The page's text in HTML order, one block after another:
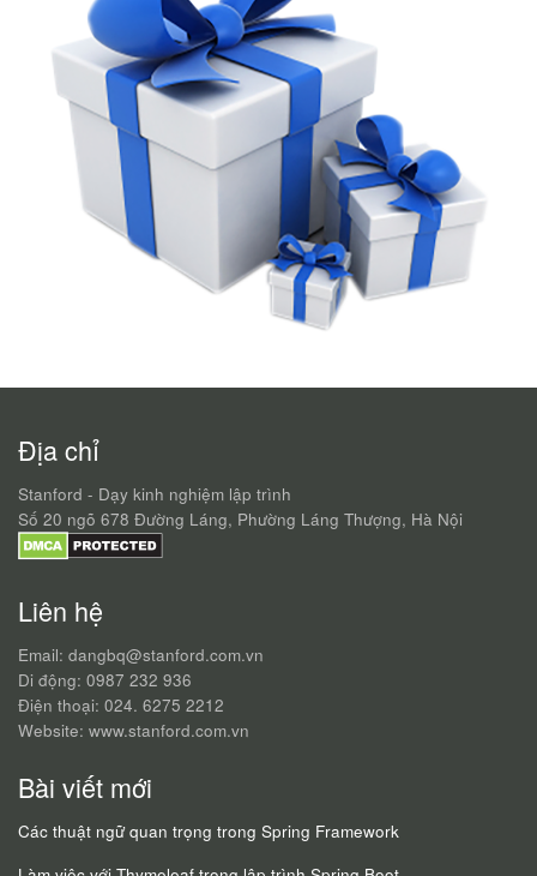
Địa chỉ
Stanford - Dạy kinh nghiệm lập trình
Số 20 ngõ 678 Đường Láng, Phường Láng Thượng, Hà Nội
Liên hệ
Email: dangbq@stanford.com.vn
Di động: 0987 232 936
Điện thoại: 024. 6275 2212
Website: www.stanford.com.vn
Bài viết mới
Các thuật ngữ quan trọng trong Spring Framework